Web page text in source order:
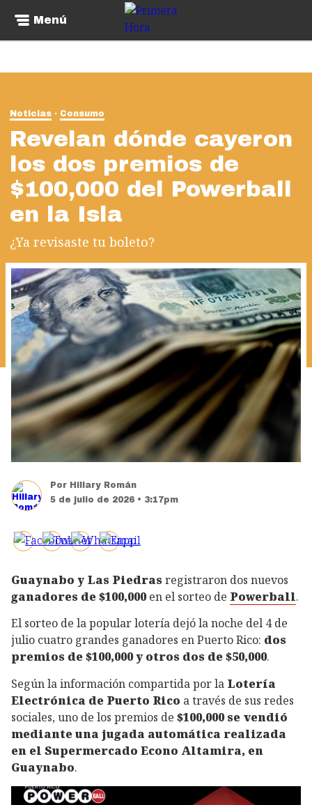
Menú
Noticias Consumo
Revelan dónde cayeron
los dos premios de
$100,000 del Powerball
en la Isla
¿Ya revisaste tu boleto?
Por Hillary Román
5 de julio de 2026 • 3:17pm
Guaynabo y Las Piedras registraron dos nuevos
ganadores de $100,000en el sorteo de Powerball.
El sorteo de la popular lotería dejó la noche del 4 de
julio cuatro grandes ganadores en Puerto Rico: dos
premios de $100,000 y otros dos de $50,000.
Según la información compartida por la Lotería
Electrónica de Puerto Rico a través de sus redes
sociales, uno de los premios de $100,000 se vendió
mediante una jugada automática realizada
en el Supermercado Econo Altamira, en
Guaynabo.